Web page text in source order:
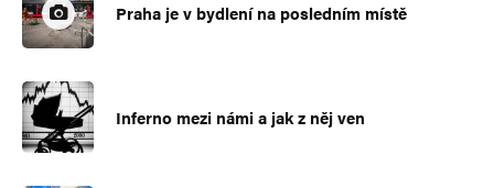
Praha je v bydlení na posledním místě
Inferno mezi námi a jak z něj ven